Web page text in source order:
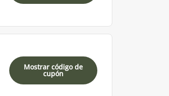
Mostrar código de
cupón